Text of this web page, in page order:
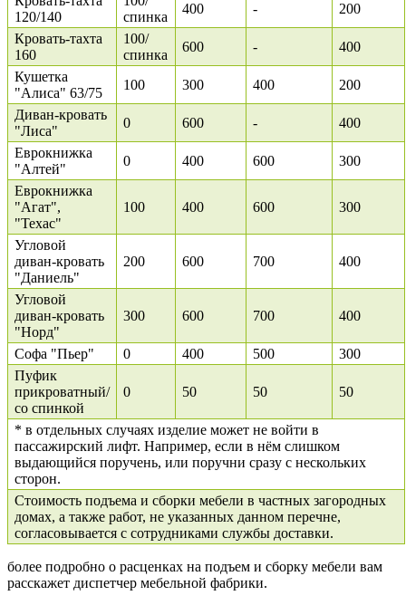
120/140
спинка
400 -
200
Кровать-тахта
160
100/
спинка
600 -
400
Кушетка
"Алиса" 63/75
100 300 400
200
Диван-кровать
"Лиса"
0 600 -
400
Еврокнижка
"Алтей"
0 400 600
300
Еврокнижка
"Агат",
"Техас"
100 400 600 300
Угловой
диван-кровать
"Даниель"
200 600 700 400
Угловой
диван-кровать
"Норд"
300 600 700 400
Софа "Пьер" 0 400 500
300
Пуфик
прикроватный/
со спинкой
0 50 50 50
* в отдельных случаях изделие может не войти в
пассажирский лифт. Например, если в нём слишком
выдающийся поручень, или поручни сразу с нескольких
сторон.
Стоимость подъема и сборки мебели в частных загородных
домах, а также работ, не указанных данном перечне,
согласовывается с сотрудниками службы доставки.
более подробно о расценках на подъем и сборку мебели вам
расскажет диспетчер мебельной фабрики.